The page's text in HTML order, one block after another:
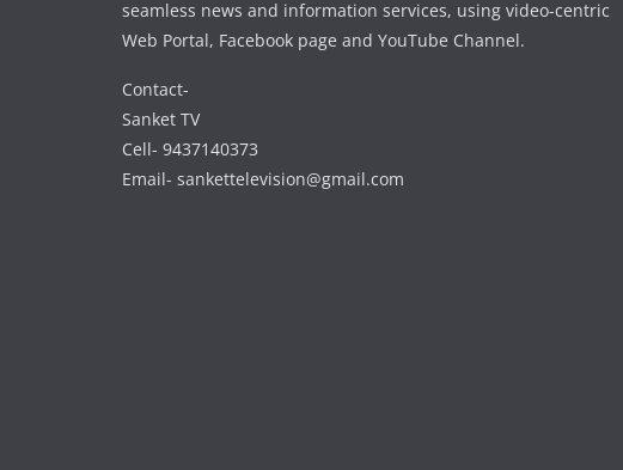
seamless news and information services, using video-centric
Web Portal, Facebook page and YouTube Channel.
Contact-
Sanket TV
Cell- 9437140373
Email- sankettelevision@gmail.com